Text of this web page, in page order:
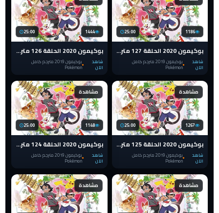
25:00 1186
بوكيمون 2020 الحلقة 127 مترجم pokemon الدرع والسيف
شاهد
الآن
بوكيمون 2019 مترجم كامل
Pokémon
25:00 1444
بوكيمون 2020 الحلقة 126 مترجم pokemon الدرع والسيف
شاهد
الآن
بوكيمون 2019 مترجم كامل
Pokémon
مشاهدة
25:00 1267
بوكيمون 2020 الحلقة 125 مترجم pokemon الدرع والسيف
شاهد
الآن
بوكيمون 2019 مترجم كامل
Pokémon
مشاهدة
25:00 1148
بوكيمون 2020 الحلقة 124 مترجم pokemon الدرع والسيف
شاهد
الآن
بوكيمون 2019 مترجم كامل
Pokémon
مشاهدة مشاهدة